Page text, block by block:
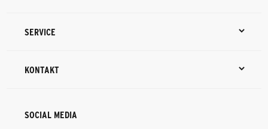
SERVICE
KONTAKT
SOCIAL MEDIA